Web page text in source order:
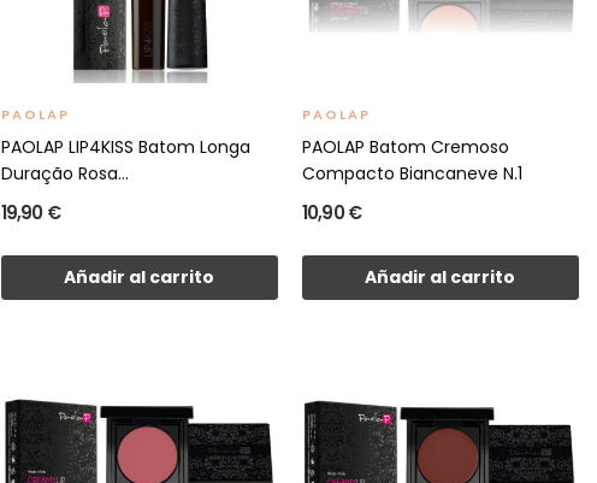
PAOLAP
PAOLAP LIP4KISS Batom Longa
Duração Rosa...
19,90 €
Añadir al carrito
PAOLAP
PAOLAP Batom Cremoso
Compacto Biancaneve N.1
10,90 €
Añadir al carrito